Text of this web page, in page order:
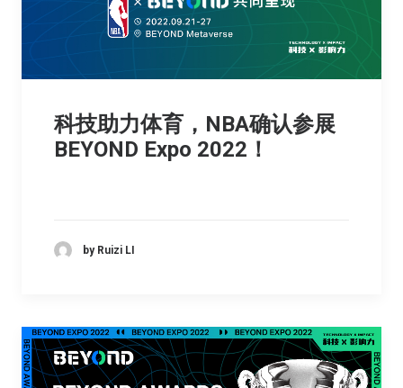
科技助力体育，NBA确认参展
BEYOND Expo 2022！
by Ruizi LI